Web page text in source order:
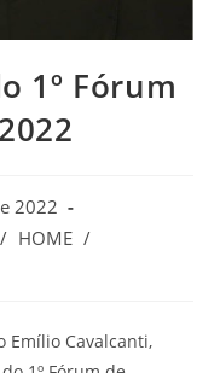
1º Fórum
2022
/ HOME /
Emílio Cavalcanti,